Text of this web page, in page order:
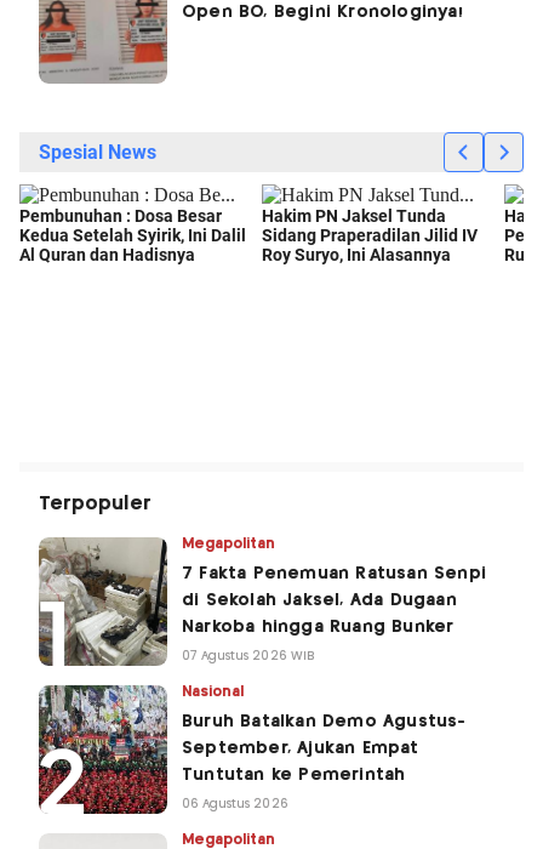
Open BO, Begini Kronologinya!
Terpopuler
Megapolitan
7 Fakta Penemuan Ratusan Senpi
di Sekolah Jaksel, Ada Dugaan
Narkoba hingga Ruang Bunker
07 Agustus 2026 WIB
Nasional
Buruh Batalkan Demo Agustus-
September, Ajukan Empat
Tuntutan ke Pemerintah
06 Agustus 2026
Megapolitan